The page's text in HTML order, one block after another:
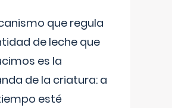
que regula
de leche que
es la
de la criatura: a
esté